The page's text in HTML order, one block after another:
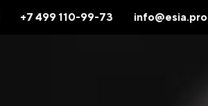
+7 499 110-99-73 info@esia.pro